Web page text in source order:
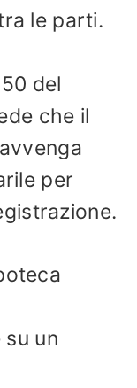
le parti.
del
che il
per
un